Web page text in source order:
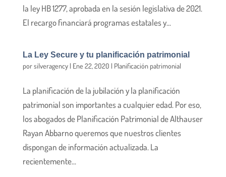
la ley HB 1277, aprobada en la sesión legislativa de 2021.
El recargo financiará programas estatales y...
La Ley Secure y tu planificación patrimonial
porsilveragency| Ene 22, 2020 | Planificación patrimonial
La planificación de la jubilación y la planificación
patrimonial son importantes a cualquier edad. Por eso,
los abogados de Planificación Patrimonial de Althauser
Rayan Abbarno queremos que nuestros clientes
dispongan de información actualizada. La
recientemente...